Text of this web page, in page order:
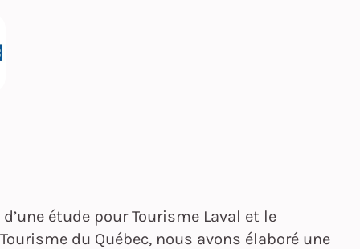
étude pour Tourisme Laval et le
du Québec, nous avons élaboré une